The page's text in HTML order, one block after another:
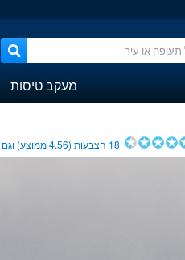
מעקב טיסות
18 הצבעות (4.56ממוצע) וגם